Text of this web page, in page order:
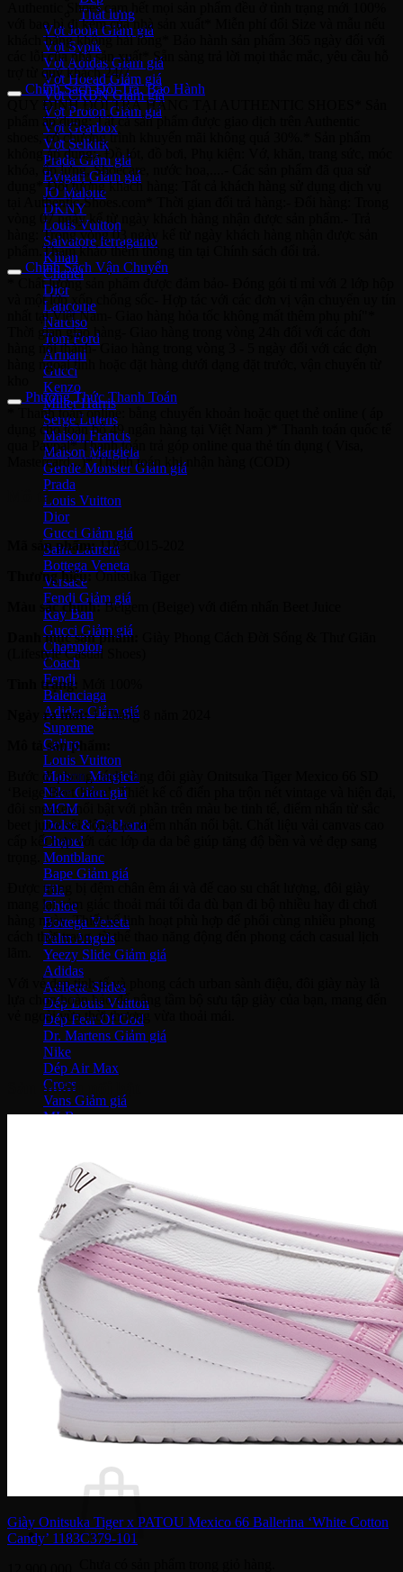
Thắt lưng
Vợt Joola
Vợt Sypik
Vợt Adidas
Vợt Hoead
Vợt CRBN
Vợt Proton
Vợt Gearbox
Vợt Selkirk
Prada
Bvlgari
JO Malone
DKNY
Louis Vuitton
Salvatore ferragamo
Kilian
Chanel
Dior
Lancome
Narciso
Tom Ford
Armani
Gucci
Kenzo
Miller Harris
Serge Lutens
Maison Francis
Maison Margiela
Gentle Monster
Prada
Louis Vuitton
Dior
Gucci
Saint Laurent
Bottega Veneta
Versace
Fendi
Ray Ban
Gucci
Champion
Coach
Fendi
Balenciaga
Adidas
Supreme
Celine
Louis Vuitton
Maison Margiela
Nike
MCM
Dolce & Gabbana
Chanel
Montblanc
Bape
Fila
Chloe
Bottega Veneta
Palm Angels
Yeezy Slide
Adidas
Adilette Slides
Dép Louis Vuitton
Dép Fear Of God
Dr. Martens
Nike
Dép Air Max
Crocs
Vans
MLB
Versace
Prada
Burberry
Dior
Gucci
Coach
Bally
Montblanc
Salvatore Ferragamo
Dolce & Gabbana
Fendi
Saint Laurent
Tom Ford
Tin Tức – Sự Kiện
Sale
Tìm
kiếm:
Authentic Shoes cam hết mọi sản phẩm đều ở tình trạng mới 100%
với bao bì đi kèm của nhà sản xuất* Miễn phí đổi Size và mẫu nếu
khách hàng không hài lòng* Bảo hành sản phẩm 365 ngày đối với
các lỗi của nhà sản xuất* Sẵn sàng trả lời mọi thắc mắc, yêu cầu hỗ
trợ từ quý khách 24/7
Chính Sách Đổi Trả, Bảo Hành
QUY ĐỊNH ĐỔI TRẢ HÀNG TẠI AUTHENTIC SHOES* Sản
phẩm áp dụng: Tất cả sản phẩm được giao dịch trên Authentic
shoes, có chương trình khuyến mãi không quá 30%.* Sản phẩm
không áp dụng:- Đồ lót, đồ bơi, Phụ kiện: Vớ, khăn, trang sức, móc
khóa, ốp lưng, Shoecare, nước hoa,....- Các sản phẩm đã qua sử
dụng* Đối tượng khách hàng: Tất cả khách hàng sử dụng dịch vụ
tại Authentic-Shoes.com* Thời gian đổi trả hàng:- Đổi hàng: Trong
vòng 07 ngày kể từ ngày khách hàng nhận được sản phẩm.- Trả
hàng: Trong vòng 03 ngày kể từ ngày khách hàng nhận được sản
phẩm.Tham khảo thêm thông tin tại Chính sách đổi trả.
Chính Sách Vận Chuyển
* Chất lượng sản phẩm được đảm bảo- Đóng gói tỉ mỉ với 2 lớp hộp
và một lớp xốp chống sốc- Hợp tác với các đơn vị vận chuyển uy tín
nhất tại Việt Nam- Giao hàng hỏa tốc không mất thêm phụ phí"*
Thời gian giao hàng- Giao hàng trong vòng 24h đối với các đơn
hàng nội thành- Giao hàng trong vòng 3 - 5 ngày đối với các đợn
hàng ngoại tỉnh hoặc đặt hàng dưới dạng đặt trước, vận chuyển từ
Phương Thức Thanh Toán
* Thanh toán online: bằng chuyển khoản hoặc quẹt thẻ online ( áp
dụng cho toàn bộ 49 ngân hàng tại Việt Nam )* Thanh toán quốc tế
qua Paypal* Thanh toán trả góp online qua thẻ tín dụng ( Visa,
Mastercard...)* Thanh toán khi nhận hàng (COD)
Mô tả
Mã sản phẩm:1183C015-202
Thương hiệu:Onitsuka Tiger
Màu sắc chính:Beigem (Beige) với điểm nhấn Beet Juice
Danh mục sản phẩm:
(Lifestyle Casual Shoes)
Tình trạng:
Ngày ra mắt:1 Tháng 8 năm 2024
Mô tả sản phẩm:
Bước đi phong cách cùng đôi giày Onitsuka Tiger Mexico 66 SD
‘Beige Beet Juice’. Thiết kế cổ điển pha trộn nét vintage và hiện đại,
đôi sneaker nổi bật với phần trên màu be tinh tế, điểm nhấn từ sắc
beet juice sôi động tạo điểm nhấn nổi bật. Chất liệu vải canvas cao
cấp kết hợp với các lớp da da bê giúp tăng độ bền và vẻ đẹp sang
Được trang bị đệm chân êm ái và đế cao su chất lượng, đôi giày
mang lại cảm giác thoải mái tối đa dù bạn đi bộ nhiều hay đi chơi
hàng ngày. Thiết kế linh hoạt phù hợp để phối cùng nhiều phong
cách thời trang, từ thể thao năng động đến phong cách casual lịch
Với vẻ đẹp tinh tế và phong cách urban sành điệu, đôi giày này là
lựa chọn hoàn hảo để nâng tầm bộ sưu tập giày của bạn, mang đến
vẻ ngoài vừa thời thượng vừa thoải mái.
Sản phẩm nổi bật
Giày Onitsuka Tiger x PATOU Mexico 66 Ballerina ‘White Cotton
Candy’ 1183C379-101